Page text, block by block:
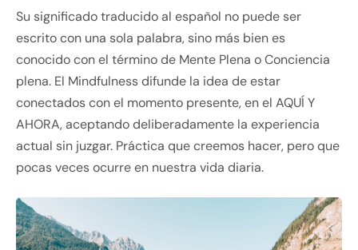
Su significado traducido al español no puede ser
escrito con una sola palabra, sino más bien es
conocido con el término de Mente Plena o Conciencia
plena. El Mindfulness difunde la idea de estar
conectados con el momento presente, en el AQUÍ Y
AHORA, aceptando deliberadamente la experiencia
actual sin juzgar. Práctica que creemos hacer, pero que
pocas veces ocurre en nuestra vida diaria.